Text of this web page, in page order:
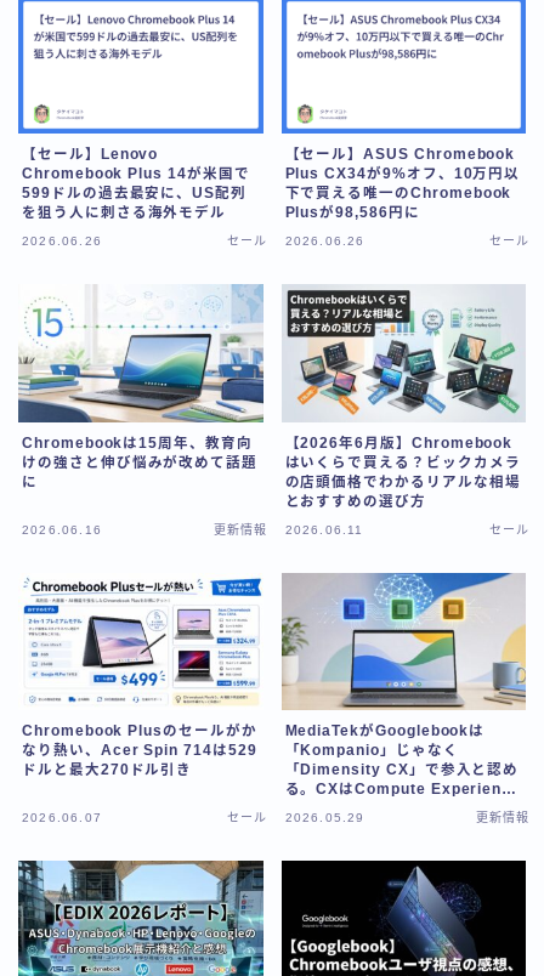
【セール】Lenovo
Chromebook Plus 14が米国で
599ドルの過去最安に、US配列
を狙う人に刺さる海外モデル
2026.06.26 セール
【セール】ASUS Chromebook
Plus CX34が9%オフ、10万円以
下で買える唯一のChromebook
Plusが98,586円に
2026.06.26 セール
Chromebookは15周年、教育向
けの強さと伸び悩みが改めて話題
に
2026.06.16 更新情報
【2026年6月版】Chromebook
はいくらで買える？ビックカメラ
の店頭価格でわかるリアルな相場
とおすすめの選び方
2026.06.11 セール
Chromebook Plusのセールがか
なり熱い、Acer Spin 714は529
ドルと最大270ドル引き
2026.06.07 セール
MediaTekがGooglebookは
「Kompanio」じゃなく
「Dimensity CX」で参入と認め
る。CXはCompute Experience
2026.05.29 更新情報